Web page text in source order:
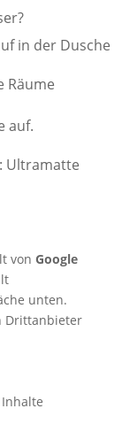
Räume
Ultramatte
von Google
unten.
Drittanbieter